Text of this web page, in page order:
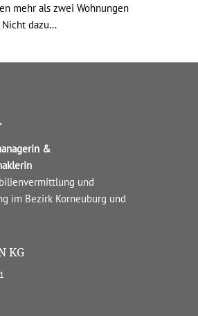
mehr als zwei Wohnungen
dazu...
&
und
im Bezirk Korneuburg und
KG